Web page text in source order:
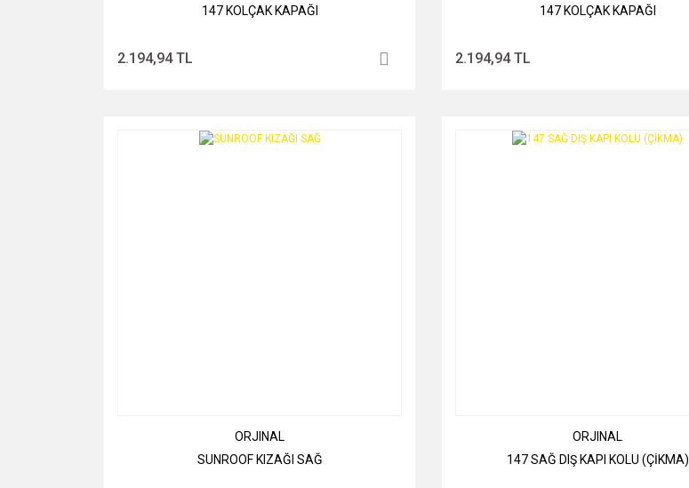
147 KOLÇAK KAPAĞI
2.194,94 TL
147 KOLÇAK KAPAĞI
2.194,94 TL
ORJINAL
SUNROOF KIZAĞI SAĞ
ORJINAL
147 SAĞ DIŞ KAPI KOLU (ÇİKMA)